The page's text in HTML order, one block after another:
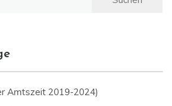
Amtszeit 2019-2024)